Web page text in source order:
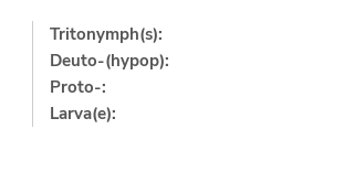
Tritonymph(s):
Deuto-(hypop):
Proto-:
Larva(e):